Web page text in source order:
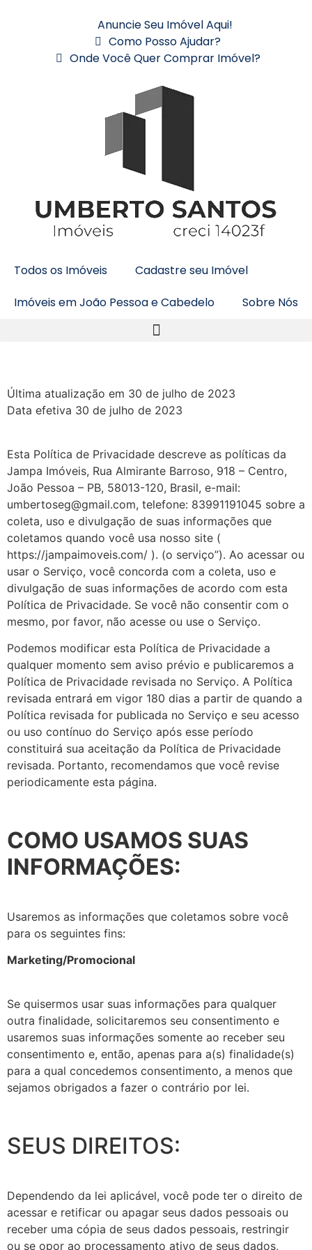
Anuncie Seu Imóvel Aqui!
Como Posso Ajudar?
Onde Você Quer Comprar Imóvel?
Todos os Imóveis
Cadastre seu Imóvel
Imóveis em João Pessoa e Cabedelo
Sobre Nós
Última atualização em 30 de julho de 2023
Data efetiva 30 de julho de 2023
Esta Política de Privacidade descreve as políticas da
Jampa Imóveis, Rua Almirante Barroso, 918 – Centro,
João Pessoa – PB, 58013-120, Brasil, e-mail:
umbertoseg@gmail.com, telefone: 83991191045 sobre a
coleta, uso e divulgação de suas informações que
coletamos quando você usa nosso site (
https://jampaimoveis.com/ ). (o serviço”). Ao acessar ou
usar o Serviço, você concorda com a coleta, uso e
divulgação de suas informações de acordo com esta
Política de Privacidade. Se você não consentir com o
mesmo, por favor, não acesse ou use o Serviço.
Podemos modificar esta Política de Privacidade a
qualquer momento sem aviso prévio e publicaremos a
Política de Privacidade revisada no Serviço. A Política
revisada entrará em vigor 180 dias a partir de quando a
Política revisada for publicada no Serviço e seu acesso
ou uso contínuo do Serviço após esse período
constituirá sua aceitação da Política de Privacidade
revisada. Portanto, recomendamos que você revise
periodicamente esta página.
COMO USAMOS SUAS
INFORMAÇÕES:
Usaremos as informações que coletamos sobre você
para os seguintes fins:
Marketing/Promocional
Se quisermos usar suas informações para qualquer
outra finalidade, solicitaremos seu consentimento e
usaremos suas informações somente ao receber seu
consentimento e, então, apenas para a(s) finalidade(s)
para a qual concedemos consentimento, a menos que
sejamos obrigados a fazer o contrário por lei.
SEUS DIREITOS:
Dependendo da lei aplicável, você pode ter o direito de
acessar e retificar ou apagar seus dados pessoais ou
receber uma cópia de seus dados pessoais, restringir
ou se opor ao processamento ativo de seus dados,